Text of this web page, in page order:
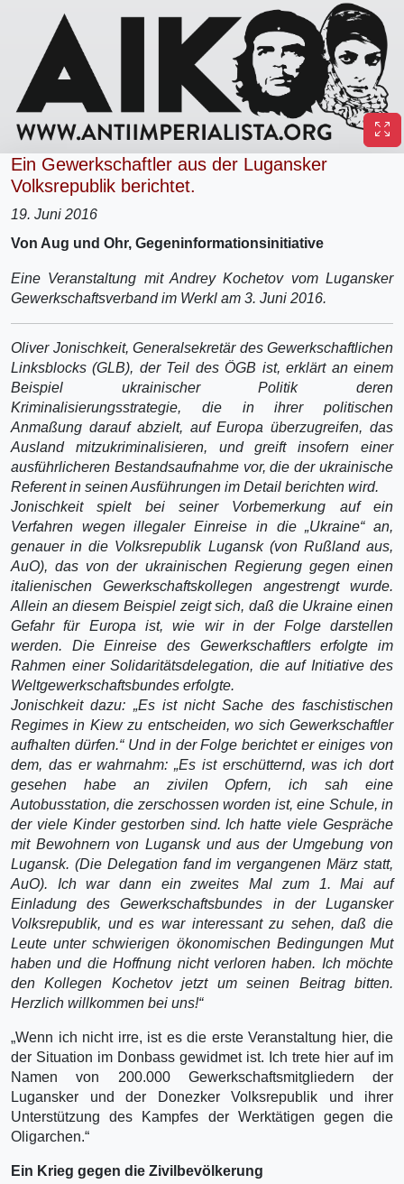
Ein Gewerkschaftler aus der Lugansker
Volksrepublik berichtet.
19. Juni 2016
Von Aug und Ohr, Gegeninformationsinitiative
Eine Veranstaltung mit Andrey Kochetov vom Lugansker
Gewerkschaftsverband im Werkl am 3. Juni 2016.
Oliver Jonischkeit, Generalsekretär des Gewerkschaftlichen
Linksblocks (GLB), der Teil des ÖGB ist, erklärt an einem
Beispiel ukrainischer Politik deren
Kriminalisierungsstrategie, die in ihrer politischen
Anmaßung darauf abzielt, auf Europa überzugreifen, das
Ausland mitzukriminalisieren, und greift insofern einer
ausführlicheren Bestandsaufnahme vor, die der ukrainische
Referent in seinen Ausführungen im Detail berichten wird.
Jonischkeit spielt bei seiner Vorbemerkung auf ein
Verfahren wegen illegaler Einreise in die „Ukraine“ an,
genauer in die Volksrepublik Lugansk (von Rußland aus,
AuO), das von der ukrainischen Regierung gegen einen
italienischen Gewerkschaftskollegen angestrengt wurde.
Allein an diesem Beispiel zeigt sich, daß die Ukraine einen
Gefahr für Europa ist, wie wir in der Folge darstellen
werden. Die Einreise des Gewerkschaftlers erfolgte im
Rahmen einer Solidaritätsdelegation, die auf Initiative des
Weltgewerkschaftsbundes erfolgte.
Jonischkeit dazu: „Es ist nicht Sache des faschistischen
Regimes in Kiew zu entscheiden, wo sich Gewerkschaftler
aufhalten dürfen.“ Und in der Folge berichtet er einiges von
dem, das er wahrnahm: „Es ist erschütternd, was ich dort
gesehen habe an zivilen Opfern, ich sah eine
Autobusstation, die zerschossen worden ist, eine Schule, in
der viele Kinder gestorben sind. Ich hatte viele Gespräche
mit Bewohnern von Lugansk und aus der Umgebung von
Lugansk. (Die Delegation fand im vergangenen März statt,
AuO). Ich war dann ein zweites Mal zum 1. Mai auf
Einladung des Gewerkschaftsbundes in der Lugansker
Volksrepublik, und es war interessant zu sehen, daß die
Leute unter schwierigen ökonomischen Bedingungen Mut
haben und die Hoffnung nicht verloren haben. Ich möchte
den Kollegen Kochetov jetzt um seinen Beitrag bitten.
Herzlich willkommen bei uns!“
„Wenn ich nicht irre, ist es die erste Veranstaltung hier, die
der Situation im Donbass gewidmet ist. Ich trete hier auf im
Namen von 200.000 Gewerkschaftsmitgliedern der
Lugansker und der Donezker Volksrepublik und ihrer
Unterstützung des Kampfes der Werktätigen gegen die
Oligarchen.“
Ein Krieg gegen die Zivilbevölkerung